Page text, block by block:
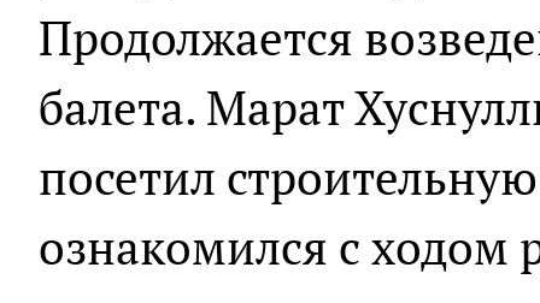
Продолжается
балета. Марат
посетил
ознакомился с ходом